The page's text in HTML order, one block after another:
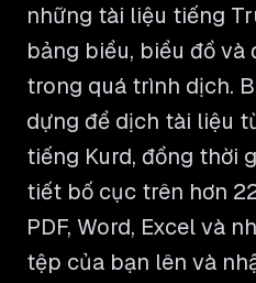
những tài liệu tiếng
bảng biểu, biểu đồ và
trong quá trình dịch.
dựng để dịch tài liệu
tiếng Kurd, đồng thời
tiết bố cục trên hơn
PDF, Word, Excel và
tệp của bạn lên và